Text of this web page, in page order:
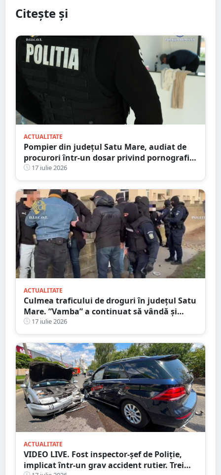
Citește și
ACTUALITATE
Pompier din județul Satu Mare, audiat de
procurori într-un dosar privind pornografia
infantilă
17 iulie 2026
ACTUALITATE
Culmea traficului de droguri în județul Satu
Mare. ”Vamba” a continuat să vândă și
după ce a fost prins
17 iulie 2026
ACTUALITATE
VIDEO LIVE. Fost inspector-șef de Poliție,
implicat într-un grav accident rutier. Trei